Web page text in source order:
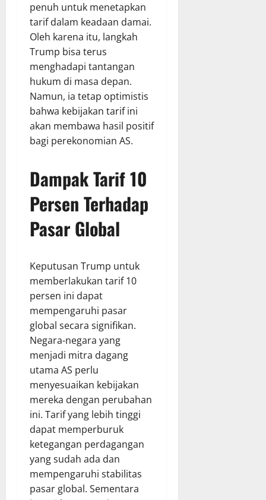
penuh untuk menetapkan
tarif dalam keadaan damai.
Oleh karena itu, langkah
Trump bisa terus
menghadapi tantangan
hukum di masa depan.
Namun, ia tetap optimistis
bahwa kebijakan tarif ini
akan membawa hasil positif
bagi perekonomian AS.
Dampak Tarif 10
Persen Terhadap
Pasar Global
Keputusan Trump untuk
memberlakukan tarif 10
persen ini dapat
mempengaruhi pasar
global secara signifikan.
Negara-negara yang
menjadi mitra dagang
utama AS perlu
menyesuaikan kebijakan
mereka dengan perubahan
ini. Tarif yang lebih tinggi
dapat memperburuk
ketegangan perdagangan
yang sudah ada dan
mempengaruhi stabilitas
pasar global. Sementara